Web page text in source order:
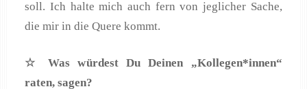
soll. Ich halte mich auch fern von jeglicher Sache,
die mir in die Quere kommt.
☆ Was würdest Du Deinen „Kollegen*innen“
raten, sagen?